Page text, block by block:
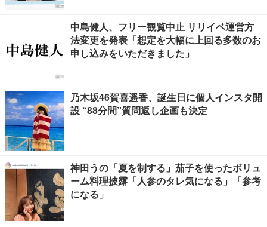
中島健人、フリー観覧中止 リリイベ運営方
法変更を発表「想定を大幅に上回る多数のお
申し込みをいただきました」
乃木坂46賀喜遥香、誕生日に個人インスタ開
設 “88分間”質問返し企画も決定
神田うの「夏を制する」茄子を使ったボリュ
ーム料理披露「人参のタレ気になる」「参考
になる」